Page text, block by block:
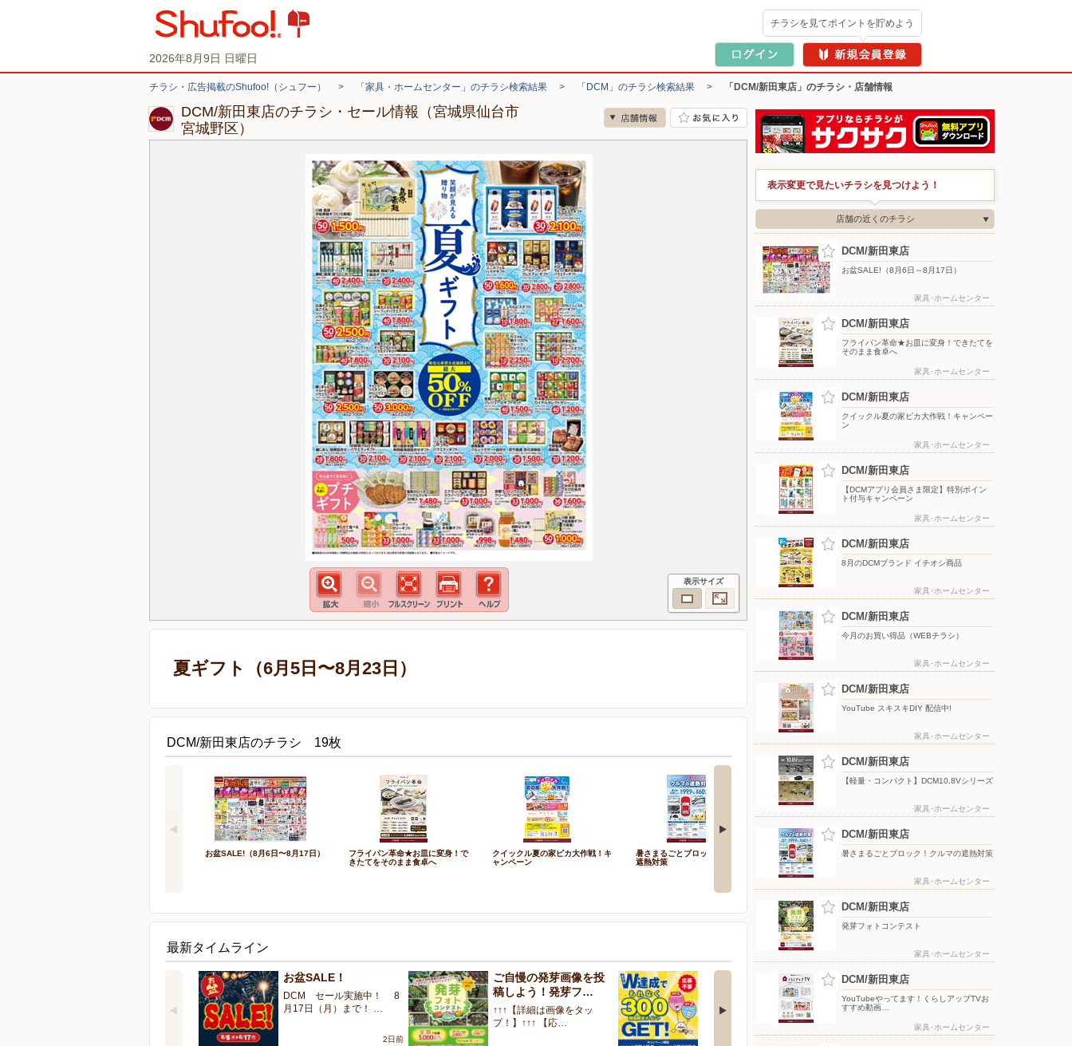
2026年8月9日 日曜日
チラシを見てポイントを貯めよう
チラシ・広告掲載のShufoo!（シュフー） > 「家具・ホームセンター」のチラシ検索結果 > 「DCM」のチラシ検索結果 > 「DCM/新田東店」のチラシ・店舗情報
DCM/新田東店のチラシ・セール情報（宮城県仙台市
宮城野区）
表示サイズ
夏ギフト（6月5日〜8月23日）
DCM/新田東店のチラシ 19枚
お盆SALE!（8月6日〜8月17日）
フライパン革命★お皿に変身！で
きたてをそのまま食卓へ
クイックル夏の家ピカ大作戦！キ
ャンペーン
暑さまるごとブロック！クルマの
遮熱対策
YouTube スキスキDIY 配信中!
【DCMアプリ会員さま限定】特別
最新タイムライン
お盆SALE！
DCM セール実施中！ 8
月17日（月）まで！ …
2日前
ご自慢の発芽画像を投
稿しよう！発芽フ…
↑↑↑【詳細は画像をタッ
プ！】↑↑↑ 【応…
W(ダブル)達成でもれな
く300期間限定マ…
【キャンペーン対象】 ・キ
ャンペーン期間中に…
ンスに！夏のわく…
ペーン期間中の合計…
表示変更で見たいチラシを見つけよう！
店舗の近くのチラシ
DCM/新田東店
お盆SALE!（8月6日～8月17日）
家具･ホームセンター
DCM/新田東店
フライパン革命★お皿に変身！できたてを
そのまま食卓へ
家具･ホームセンター
DCM/新田東店
クイックル夏の家ピカ大作戦！キャンペー
ン
家具･ホームセンター
DCM/新田東店
【DCMアプリ会員さま限定】特別ポイン
ト付与キャンペーン
家具･ホームセンター
DCM/新田東店
8月のDCMブランド イチオシ商品
家具･ホームセンター
DCM/新田東店
今月のお買い得品（WEBチラシ）
家具･ホームセンター
DCM/新田東店
YouTube スキスキDIY 配信中!
家具･ホームセンター
DCM/新田東店
【軽量・コンパクト】DCM10.8Vシリーズ
家具･ホームセンター
DCM/新田東店
暑さまるごとブロック！クルマの遮熱対策
家具･ホームセンター
DCM/新田東店
発芽フォトコンテスト
家具･ホームセンター
DCM/新田東店
YouTubeやってます！くらしアップTVお
すすめ動画…
家具･ホームセンター